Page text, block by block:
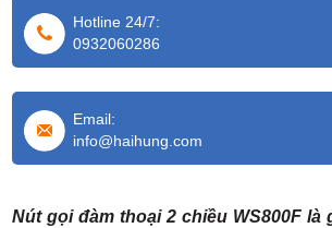
Hotline 24/7:
0932060286
Email:
info@haihung.com
Nút gọi đàm thoại 2 chiều WS800Flà